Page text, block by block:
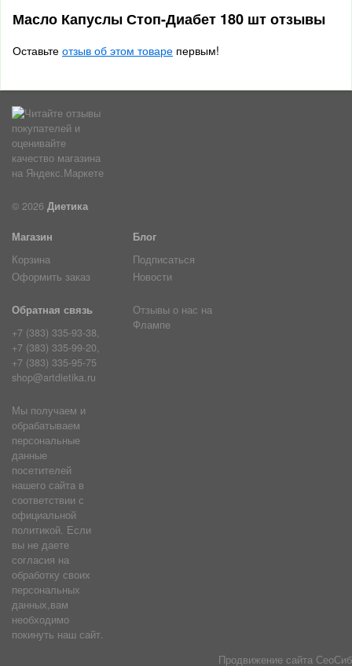
Масло Капуслы Стоп-Диабет 180 шт отзывы
Оставьте отзыв об этом товаре первым!
© 2026 Диетика
Магазин
Корзина
Оформить заказ
Блог
Подписаться
Новости
Обратная связь
+7 (383) 335-93-38,
+7 (383) 335-99-20,
+7 (383) 335-95-75
shop@artdietika.ru
Отзывы о нас на
Флампе
Мы получаем и
обрабатываем
персональные
данные
посетителей
нашего сайта в
соответствии с
официальной
политикой. Если
вы не даете
согласия на
обработку своих
персональных
данных,вам
необходимо
покинуть наш сайт.
Продвижение сайта СеоСиб